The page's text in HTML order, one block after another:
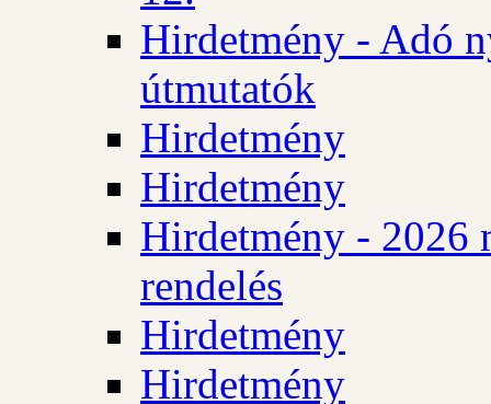
Hirdetmény - Adó
útmutatók
Hirdetmény
Hirdetmény
Hirdetmény - 2026
rendelés
Hirdetmény
Hirdetmény